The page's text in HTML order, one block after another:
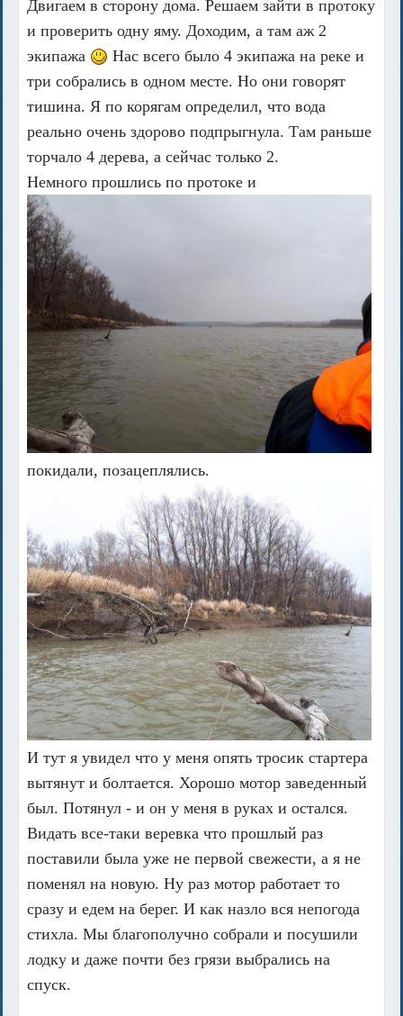
Двигаем в сторону дома. Решаем зайти в протоку
и проверить одну яму. Доходим, а там аж 2
экипажа
Нас всего было 4 экипажа на реке и
три собрались в одном месте. Но они говорят
тишина. Я по корягам определил, что вода
реально очень здорово подпрыгнула. Там раньше
торчало 4 дерева, а сейчас только 2.
Немного прошлись по протоке и
покидали, позацеплялись.
И тут я увидел что у меня опять тросик стартера
вытянут и болтается. Хорошо мотор заведенный
был. Потянул - и он у меня в руках и остался.
Видать все-таки веревка что прошлый раз
поставили была уже не первой свежести, а я не
поменял на новую. Ну раз мотор работает то
сразу и едем на берег. И как назло вся непогода
стихла. Мы благополучно собрали и посушили
лодку и даже почти без грязи выбрались на
спуск.